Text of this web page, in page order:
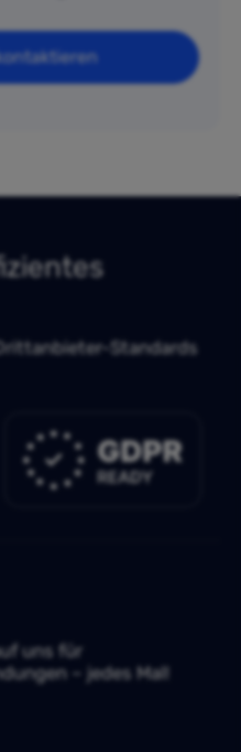
Standards
uns für
– jedes Mal!